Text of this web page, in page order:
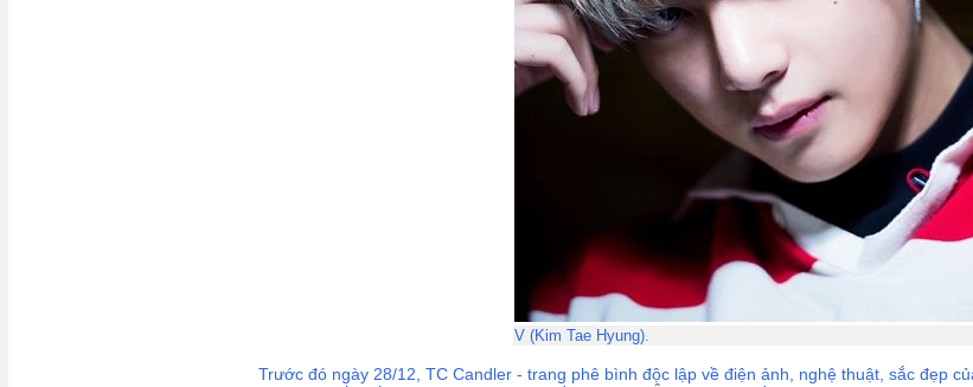
V (Kim Tae Hyung).
Trước đó ngày 28/12, TC Candler - trang phê bình độc lập về điện ảnh, nghệ thuật, sắc đẹp